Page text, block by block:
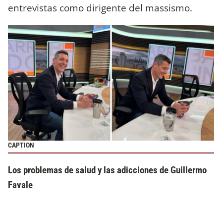
entrevistas como dirigente del massismo.
CAPTION
Los problemas de salud y las adicciones de Guillermo
Favale